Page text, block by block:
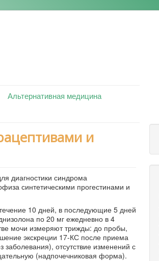
Альтернативная медицина
и
диагностики синдрома
синтетическими прогестинами и
10 дней, в последующие 5 дней
по 20 мг ежедневно в 4
мочи измеряют трижды: до пробы,
экскреции 17-КС после приема
заболевания), отсутствие изменений с
(надпочечниковая форма).